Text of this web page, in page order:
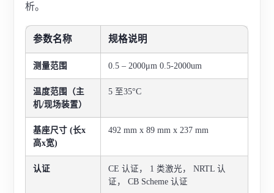
析。
参数名称 规格说明
测量范围 0.5 – 2000μm 0.5-2000um
温度范围（主
机/现场装置）
5 至35°C
基座尺寸 (长x
高x宽)
492 mm x 89 mm x 237 mm
认证
CE 认证， 1 类激光， NRTL 认
证， CB Scheme 认证